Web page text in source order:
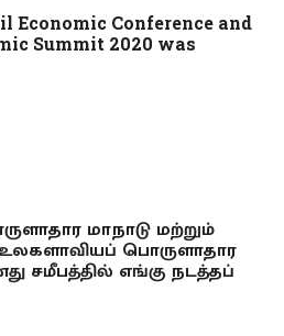
Economic Conference and
Summit 2020 was
மாநாடு மற்றும்
பொருளாதார
சமீபத்தில் எங்கு நடத்தப்